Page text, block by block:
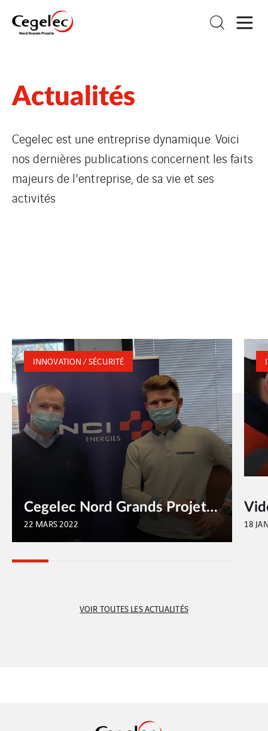
Actualités
Cegelec est une entreprise dynamique. Voici
nos dernières publications concernent les faits
majeurs de l'entreprise, de sa vie et ses
activités
VOIR TOUTES LES ACTUALITÉS
Cegelec Nord Grands Projets aux portes ouvertes des Compagnons du Devoir
22 MARS 2022
INNOVATION / SÉCURITÉ
18